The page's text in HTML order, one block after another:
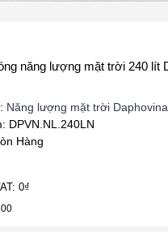
Năng lượng mặt trời Daphovina
DPVN.NL.240LN
Hàng
0₫